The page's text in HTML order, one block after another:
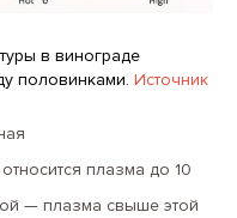
в винограде
половинками. Источник
плазма до 10
— плазма свыше этой